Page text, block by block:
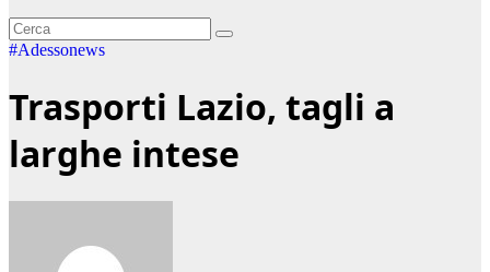
#Adessonews
Trasporti Lazio, tagli a
larghe intese